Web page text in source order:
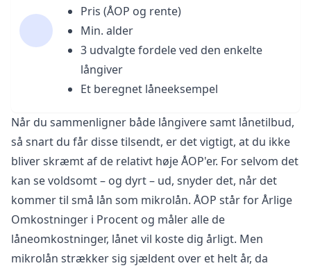
Pris (ÅOP og rente)
Min. alder
3 udvalgte fordele ved den enkelte
långiver
Et beregnet låneeksempel
Når du sammenligner både långivere samt lånetilbud,
så snart du får disse tilsendt, er det vigtigt, at du ikke
bliver skræmt af de relativt høje ÅOP'er. For selvom det
kan se voldsomt – og dyrt – ud, snyder det, når det
kommer til små lån som mikrolån. ÅOP står for Årlige
Omkostninger i Procent og måler alle de
låneomkostninger, lånet vil koste dig årligt. Men
mikrolån strækker sig sjældent over et helt år, da